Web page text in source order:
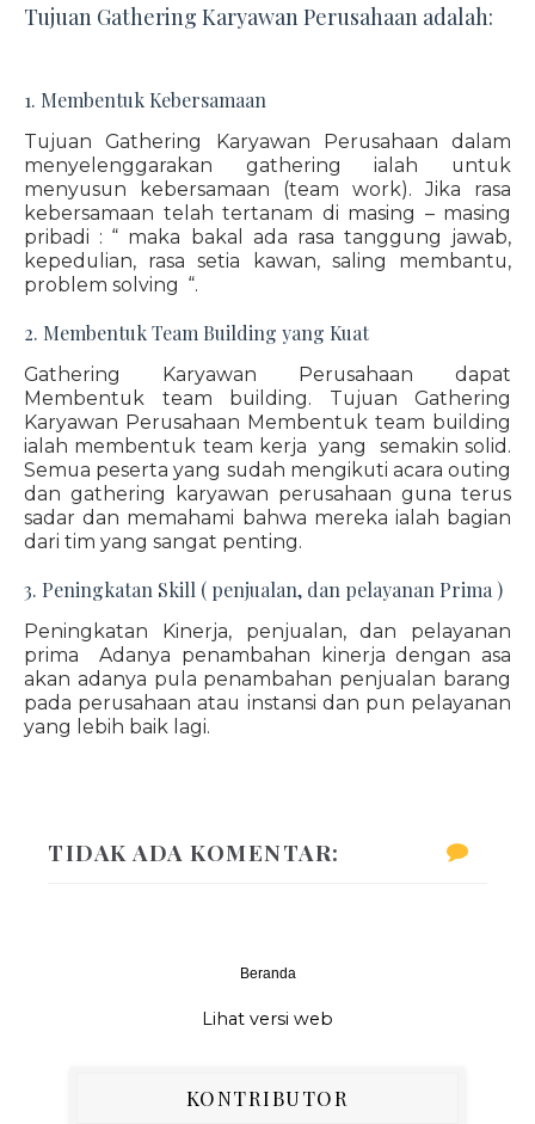
Tujuan Gathering Karyawan Perusahaan adalah:
1. Membentuk Kebersamaan
Tujuan Gathering Karyawan Perusahaan dalam
menyelenggarakan gathering ialah untuk
menyusun kebersamaan (team work). Jika rasa
kebersamaan telah tertanam di masing – masing
pribadi : “ maka bakal ada rasa tanggung jawab,
kepedulian, rasa setia kawan, saling membantu,
problem solving “.
2. Membentuk Team Building yang Kuat
Gathering Karyawan Perusahaan dapat
Membentuk team building. Tujuan Gathering
Karyawan Perusahaan Membentuk team building
ialah membentuk team kerja yang semakin solid.
Semua peserta yang sudah mengikuti acara outing
dan gathering karyawan perusahaan guna terus
sadar dan memahami bahwa mereka ialah bagian
dari tim yang sangat penting.
3. Peningkatan Skill ( penjualan, dan pelayanan Prima )
Peningkatan Kinerja, penjualan, dan pelayanan
prima Adanya penambahan kinerja dengan asa
akan adanya pula penambahan penjualan barang
pada perusahaan atau instansi dan pun pelayanan
yang lebih baik lagi.
TIDAK ADA KOMENTAR:
Beranda
Lihat versi web
KONTRIBUTOR